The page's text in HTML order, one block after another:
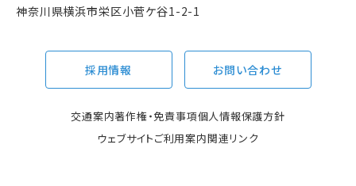
神奈川県横浜市栄区小菅ケ谷1-2-1
採用情報 お問い合わせ
交通案内著作権・免責事項個人情報保護方針
ウェブサイトご利用案内関連リンク